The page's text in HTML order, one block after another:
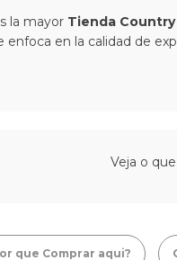
la mayor Tienda Country
enfoca en la calidad de
Veja o
que Comprar aqui?